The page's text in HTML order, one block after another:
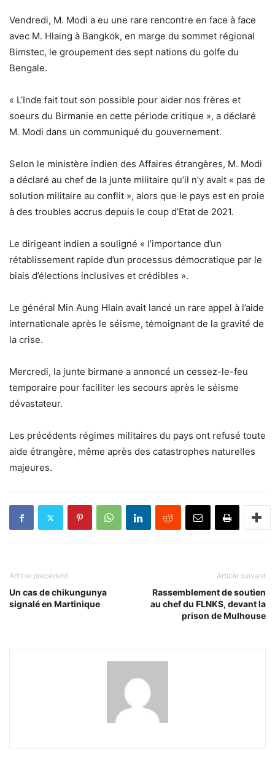
Vendredi, M. Modi a eu une rare rencontre en face à face
avec M. Hlaing à Bangkok, en marge du sommet régional
Bimstec, le groupement des sept nations du golfe du
Bengale.
« L’Inde fait tout son possible pour aider nos frères et
soeurs du Birmanie en cette période critique », a déclaré
M. Modi dans un communiqué du gouvernement.
Selon le ministère indien des Affaires étrangères, M. Modi
a déclaré au chef de la junte militaire qu’il n’y avait « pas de
solution militaire au conflit », alors que le pays est en proie
à des troubles accrus depuis le coup d’Etat de 2021.
Le dirigeant indien a souligné « l’importance d’un
rétablissement rapide d’un processus démocratique par le
biais d’élections inclusives et crédibles ».
Le général Min Aung Hlain avait lancé un rare appel à l’aide
internationale après le séisme, témoignant de la gravité de
la crise.
Mercredi, la junte birmane a annoncé un cessez-le-feu
temporaire pour faciliter les secours après le séisme
dévastateur.
Les précédents régimes militaires du pays ont refusé toute
aide étrangère, même après des catastrophes naturelles
majeures.
Article précédent
Un cas de chikungunya
signalé en Martinique
Article suivant
Rassemblement de soutien
au chef du FLNKS, devant la
prison de Mulhouse